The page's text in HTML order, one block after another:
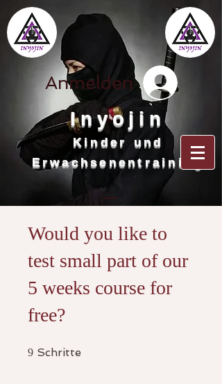
Anmelden
Inyojin
Kinder und
Erwachsenentraining
Would you like to
test small part of our
5 weeks course for
free?
9 Schritte